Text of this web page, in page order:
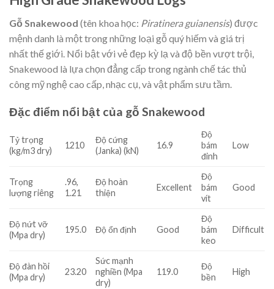
Gỗ Snakewood (tên khoa học: Piratinera guianensis) được
mệnh danh là một trong những loại gỗ quý hiếm và giá trị
nhất thế giới. Nổi bật với vẻ đẹp kỳ lạ và độ bền vượt trội,
Snakewood là lựa chọn đẳng cấp trong ngành chế tác thủ
công mỹ nghệ cao cấp, nhạc cụ, và vật phẩm sưu tầm.
Đặc điểm nổi bật của gỗ Snakewood
Tỷ trọng
(kg/m3 dry)
1210
Độ cứng
(Janka) (kN)
16.9
Độ
bám
đinh
Low
Trọng
lượng riêng
.96,
1.21
Độ hoàn
thiện
Excellent
Độ
bám
vít
Good
Độ nứt vỡ
(Mpa dry)
195.0 Độ ổn định Good
Độ
bám
keo
Difficult
Độ đàn hồi
(Mpa dry)
23.20
Sức mạnh
nghiền (Mpa
dry)
119.0
Độ
bền
High